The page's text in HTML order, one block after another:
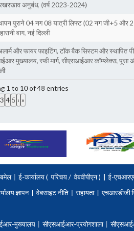
रखरखाव अनुबंध, (वर्ष 2023-2024)
पुराने 04 नग 08 यात्री लिफ्ट (02 नग जी+5
बाग, नई दिल्ली
और फायर फाइटिंग, टॉक बैक सिस्टम और स्थापित
मुख्यालय, रफी मार्ग, सीएसआईआर कॉम्प्लेक्स, पूसा
1 to 10 of 48 entries
3 4 5 › »
| ई-कार्यालय ( परिचय/ वेबवीपीएन ) | ई-
ज्ञापन | वेबसाइट नीति | सहायता | एचआरडीजी
मुख्यालय | सीएसआईआर-प्रयोगशाला |